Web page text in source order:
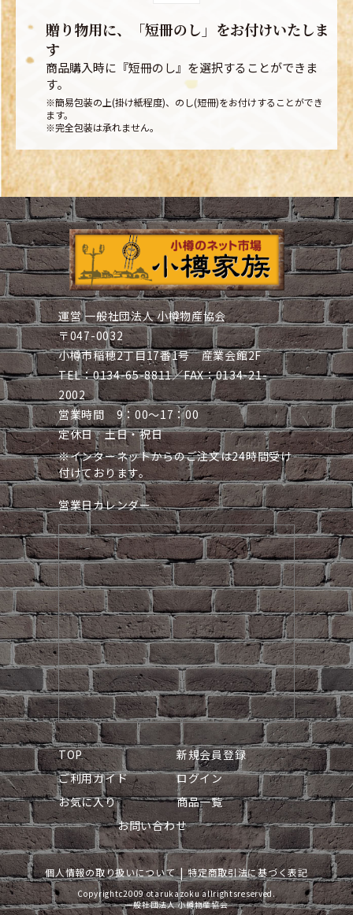
贈り物用に、「短冊のし」をお付けいたしま
す
商品購入時に『短冊のし』を選択することができま
す。
※簡易包装の上(掛け紙程度)、のし(短冊)をお付けすることができ
ます。
※完全包装は承れません。
運営 一般社団法人 小樽物産協会
〒047-0032
小樽市稲穂2丁目17番1号 産業会館2F
TEL：0134-65-8811／FAX：0134-21-
2002
営業時間 9：00～17：00
定休日 土日・祝日
※インターネットからのご注文は24時間受け
付けております。
営業日カレンダー
TOP
新規会員登録
ご利用ガイド
ログイン
お気に入り
商品一覧
お問い合わせ
個人情報の取り扱いについて 特定商取引法に基づく表記
Copyrightc2009 otarukazoku allrightsreserved.
一般社団法人 小樽物産協会